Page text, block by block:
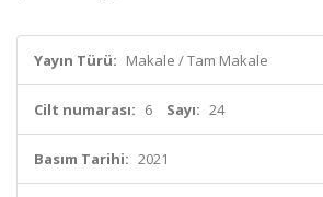
Yayın Türü: Makale / Tam Makale
Cilt numarası: 6 Sayı: 24
Basım Tarihi: 2021